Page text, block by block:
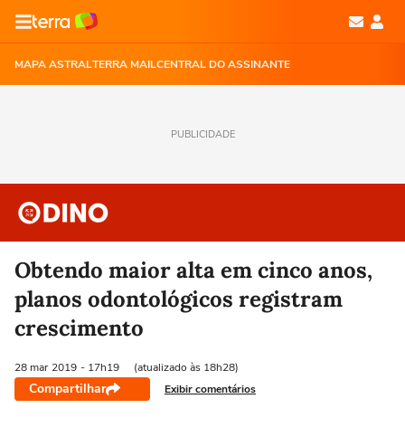
MAPA ASTRALTERRA MAILCENTRAL DO ASSINANTE
PUBLICIDADE
Obtendo maior alta em cinco anos,
planos odontológicos registram
crescimento
28 mar 2019 - 17h19 (atualizado às 18h28)
Compartilhar Exibir comentários